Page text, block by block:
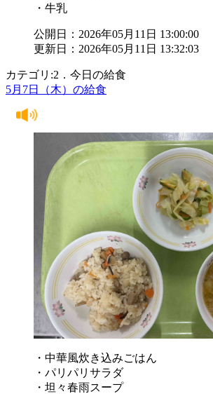
・牛乳
公開日：2026年05月11日 13:00:00
更新日：2026年05月11日 13:32:03
カテゴリ:2．今日の給食
5月7日（木）の給食
・中華風炊き込みごはん
・パリパリサラダ
・坦々春雨スープ